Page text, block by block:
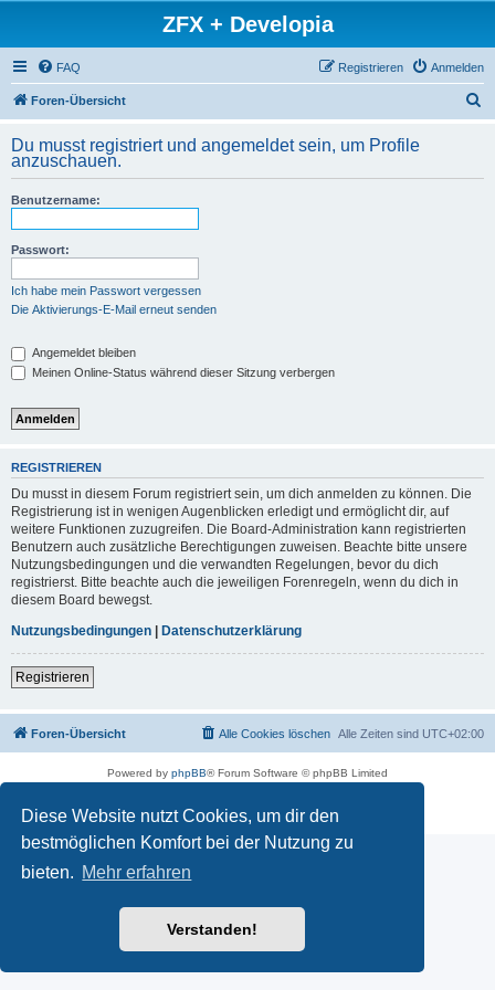
Diese Website nutzt Cookies, um dir den
bestmöglichen Komfort bei der Nutzung zu
bieten. Mehr erfahren
Verstanden!
ZFX + Developia
FAQ Anmelden
Registrieren
Foren-Übersicht
h
Du musst registriert und angemeldet sein, um Profile
anzuschauen.
Benutzername:
Passwort:
Ich habe mein Passwort vergessen
Die Aktivierungs-E-Mail erneut senden
Angemeldet bleiben
Meinen Online-Status während dieser Sitzung verbergen
REGISTRIEREN
Du musst in diesem Forum registriert sein, um dich anmelden zu können. Die
Registrierung ist in wenigen Augenblicken erledigt und ermöglicht dir, auf
weitere Funktionen zuzugreifen. Die Board-Administration kann registrierten
Benutzern auch zusätzliche Berechtigungen zuweisen. Beachte bitte unsere
Nutzungsbedingungen und die verwandten Regelungen, bevor du dich
registrierst. Bitte beachte auch die jeweiligen Forenregeln, wenn du dich in
diesem Board bewegst.
Nutzungsbedingungen | Datenschutzerklärung
Registrieren
Foren-Übersicht Alle Zeiten sind UTC+02:00
Alle Cookies löschen
Powered by phpBB® Forum Software © phpBB Limited
Datenschutz|Nutzungsbedingungen